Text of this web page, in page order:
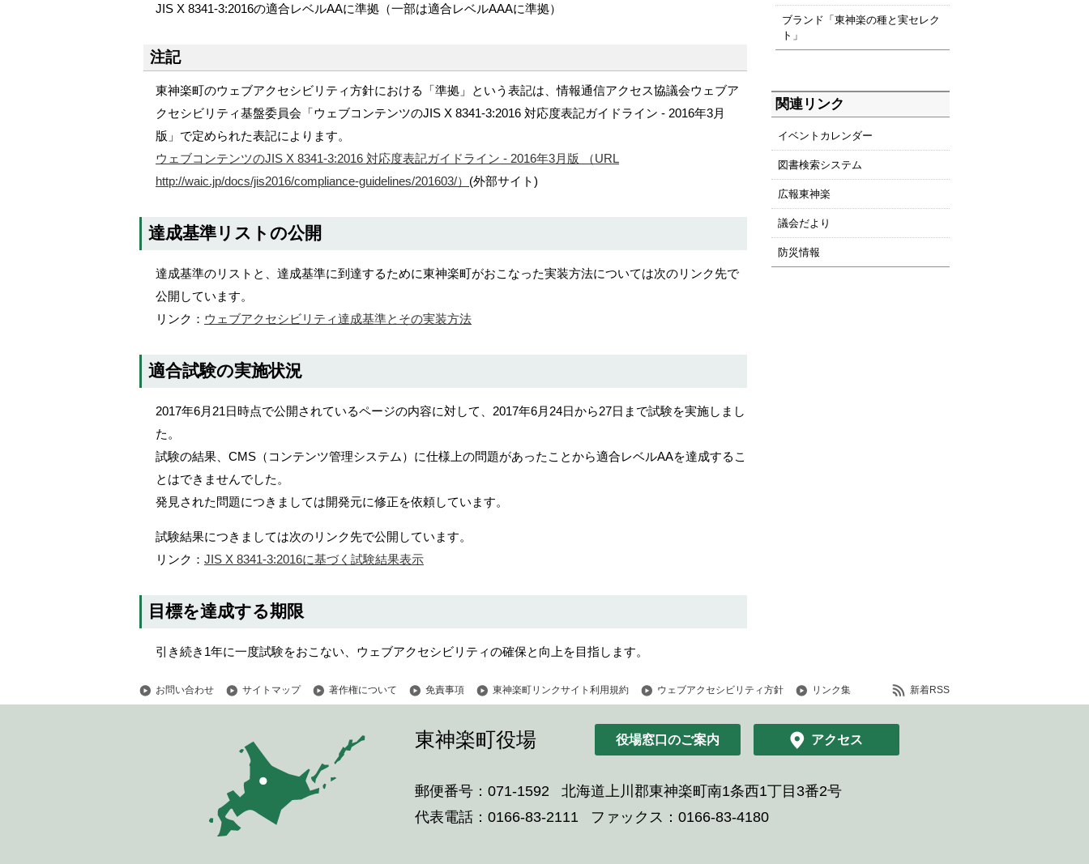
JIS X 8341-3:2016の適合レベルAAに準拠（一部は適合レベルAAAに準拠）
注記
東神楽町のウェブアクセシビリティ方針における「準拠」という表記は、情報通信アクセス協議会ウェブア
クセシビリティ基盤委員会「ウェブコンテンツのJIS X 8341-3:2016 対応度表記ガイドライン - 2016年3月
版」で定められた表記によります。
ウェブコンテンツのJIS X 8341-3:2016 対応度表記ガイドライン - 2016年3月版 （URL
http://waic.jp/docs/jis2016/compliance-guidelines/201603/） (外部サイト)
達成基準リストの公開
達成基準のリストと、達成基準に到達するために東神楽町がおこなった実装方法については次のリンク先で
公開しています。
リンク： ウェブアクセシビリティ達成基準とその実装方法
適合試験の実施状況
2017年6月21日時点で公開されているページの内容に対して、2017年6月24日から27日まで試験を実施しまし
た。
試験の結果、CMS（コンテンツ管理システム）に仕様上の問題があったことから適合レベルAAを達成するこ
とはできませんでした。
発見された問題につきましては開発元に修正を依頼しています。
試験結果につきましては次のリンク先で公開しています。
リンク： JIS X 8341-3:2016に基づく試験結果表示
目標を達成する期限
引き続き1年に一度試験をおこない、ウェブアクセシビリティの確保と向上を目指します。
ブランド「東神楽の種と実セレク
ト」
関連リンク
イベントカレンダー
図書検索システム
広報東神楽
議会だより
防災情報
お問い合わせ サイトマップ 著作権について 免責事項 東神楽町リンクサイト利用規約 ウェブアクセシビリティ方針 リンク集 新着RSS
東神楽町役場 役場窓口のご案内 アクセス
郵便番号：071-1592
北海道上川郡東神楽町南1条西1丁目3番2号
代表電話：0166-83-2111
ファックス：0166-83-4180